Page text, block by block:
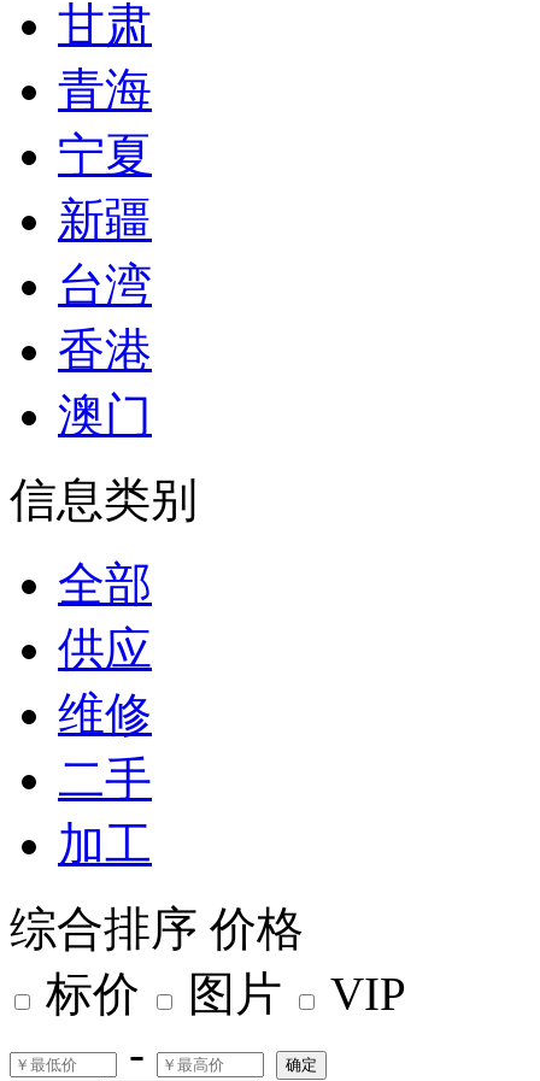
甘肃
青海
宁夏
新疆
台湾
香港
澳门
信息类别
全部
供应
维修
二手
加工
综合排序 价格
标价
图片
VIP
-
确定